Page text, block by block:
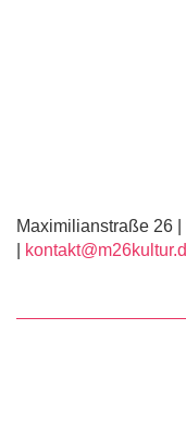
Maximilianstraße 26